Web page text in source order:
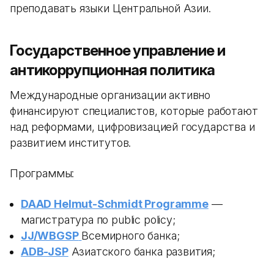
преподавать языки Центральной Азии.
Государственное управление и
антикоррупционная политика
Международные организации активно
финансируют специалистов, которые работают
над реформами, цифровизацией государства и
развитием институтов.
Программы:
DAAD Helmut-Schmidt Programme—
магистратура по public policy;
JJ/WBGSP Всемирного банка;
ADB-JSPАзиатского банка развития;